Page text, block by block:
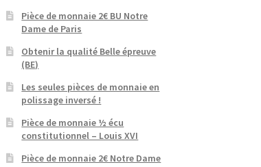
Pièce de monnaie 2€ BU Notre
Dame de Paris
Obtenir la qualité Belle épreuve
(BE)
Les seules pièces de monnaie en
polissage inversé !
Pièce de monnaie ½ écu
constitutionnel – Louis XVI
Pièce de monnaie 2€ Notre Dame